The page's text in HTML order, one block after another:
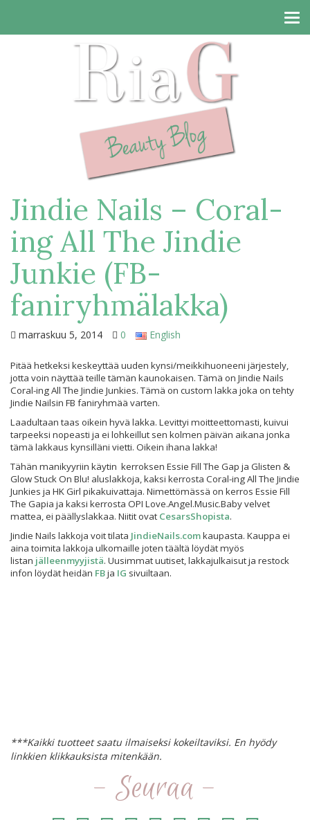
Jindie Nails – Coral-
ing All The Jindie
Junkie (FB-
faniryhmälakka)
marraskuu 5, 2014 0 English
Pitää hetkeksi keskeyttää uuden kynsi/meikkihuoneeni järjestely,
jotta voin näyttää teille tämän kaunokaisen. Tämä on Jindie Nails
Coral-ing All The Jindie Junkies. Tämä on custom lakka joka on tehty
Jindie Nailsin FB faniryhmää varten.
Laadultaan taas oikein hyvä lakka. Levittyi moitteettomasti, kuivui
tarpeeksi nopeasti ja ei lohkeillut sen kolmen päivän aikana jonka
tämä lakkaus kynsilläni vietti. Oikein ihana lakka!
Tähän manikyyriin käytin kerroksen Essie Fill The Gap ja Glisten &
Glow Stuck On Blu! aluslakkoja, kaksi kerrosta Coral-ing All The Jindie
Junkies ja HK Girl pikakuivattaja. Nimettömässä on kerros Essie Fill
The Gapia ja kaksi kerrosta OPI Love.Angel.Music.Baby velvet
mattea, ei päällyslakkaa. Niitit ovat CesarsShopista.
Jindie Nails lakkoja voit tilata JindieNails.comkaupasta. Kauppa ei
aina toimita lakkoja ulkomaille joten täältä löydät myös
listan jälleenmyyjistä. Uusimmat uutiset, lakkajulkaisut ja restock
infon löydät heidän FBja IG sivuiltaan.
***Kaikki tuotteet saatu ilmaiseksi kokeiltaviksi. En hyödy
linkkien klikkauksista mitenkään.
- Seuraa -